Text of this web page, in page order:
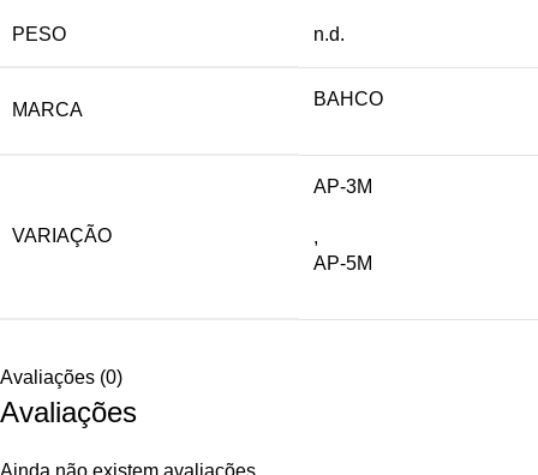
PESO n.d.
MARCA
BAHCO
VARIAÇÃO
AP-3M
,
AP-5M
Avaliações (0)
Avaliações
Ainda não existem avaliações.